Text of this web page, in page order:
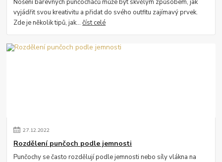
Nošení barevných punčocháčů může být skvělým způsobem, jak
vyjádřit svou kreativitu a přidat do svého outfitu zajímavý prvek.
Zde je několik tipů, jak...číst celé
27.12.2022
Rozdělení punčoch podle jemnosti
Punčochy se často rozdělují podle jemnosti nebo síly vlákna na